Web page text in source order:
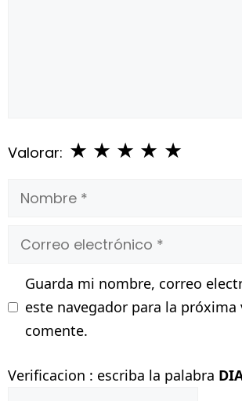
Valorar: ★
★
★
★
★
Nombre
Correo
Guarda mi nombre, correo
este navegador para la próxima
comente.
Verificacion : escriba la palabra